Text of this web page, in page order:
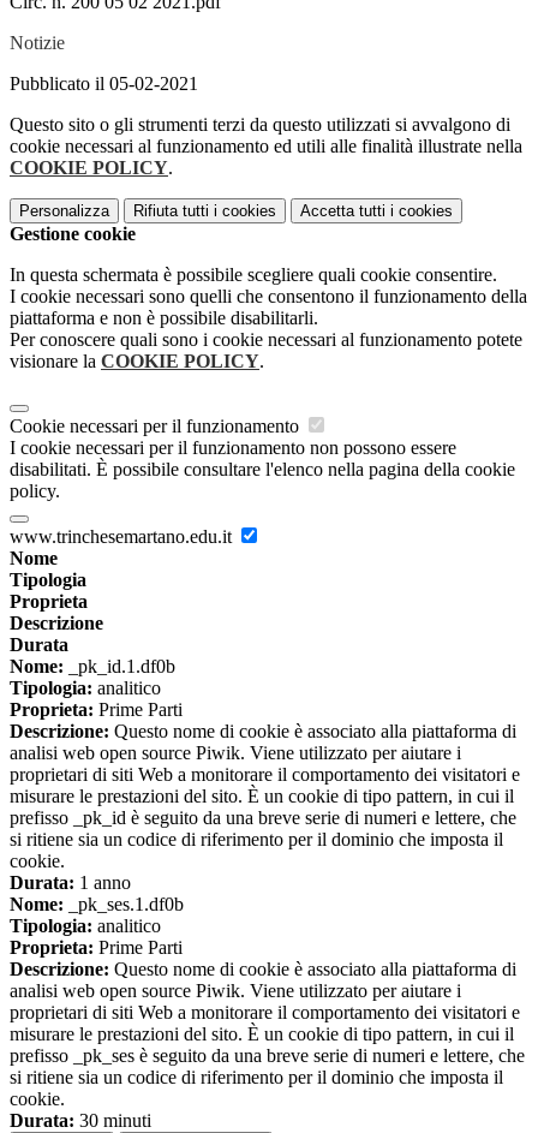
Notizie
Pubblicato il 05-02-2021
Questo sito o gli strumenti terzi da questo utilizzati si avvalgono di
cookie necessari al funzionamento ed utili alle finalità illustrate nella
COOKIE POLICY.
Personalizza Rifiuta tutti i cookies Accetta tutti i cookies
Gestione cookie
In questa schermata è possibile scegliere quali cookie consentire.
I cookie necessari sono quelli che consentono il funzionamento della
piattaforma e non è possibile disabilitarli.
Per conoscere quali sono i cookie necessari al funzionamento potete
visionare la COOKIE POLICY.
Cookie necessari per il funzionamento
I cookie necessari per il funzionamento non possono essere
disabilitati. È possibile consultare l'elenco nella pagina della cookie
policy.
www.trinchesemartano.edu.it
Nome
Tipologia
Proprieta
Descrizione
Durata
Nome: _pk_id.1.df0b
Tipologia: analitico
Proprieta: Prime Parti
Descrizione: Questo nome di cookie è associato alla piattaforma di
analisi web open source Piwik. Viene utilizzato per aiutare i
proprietari di siti Web a monitorare il comportamento dei visitatori e
misurare le prestazioni del sito. È un cookie di tipo pattern, in cui il
prefisso _pk_id è seguito da una breve serie di numeri e lettere, che
si ritiene sia un codice di riferimento per il dominio che imposta il
cookie.
Durata: 1 anno
Nome: _pk_ses.1.df0b
Tipologia: analitico
Proprieta: Prime Parti
Descrizione: Questo nome di cookie è associato alla piattaforma di
analisi web open source Piwik. Viene utilizzato per aiutare i
proprietari di siti Web a monitorare il comportamento dei visitatori e
misurare le prestazioni del sito. È un cookie di tipo pattern, in cui il
prefisso _pk_ses è seguito da una breve serie di numeri e lettere, che
si ritiene sia un codice di riferimento per il dominio che imposta il
cookie.
Durata: 30 minuti